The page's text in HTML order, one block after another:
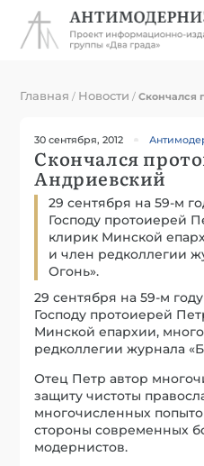
Главная / Новости /Скончался
30 сентября, 2012
Скончался
Андриевский
29 сентября на 59-м
Господу протоиерей
клирик Минской
и член редколлегии
Огонь».
29 сентября на 59-м
Господу протоиерей
Минской епархии,
редколлегии журнала
Отец Петр автор
защиту чистоты
многочисленных
стороны современных
модернистов.